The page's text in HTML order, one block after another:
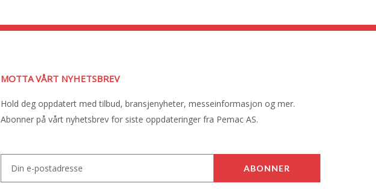
MOTTA VÅRT NYHETSBREV
Hold deg oppdatert med tilbud, bransjenyheter, messeinformasjon og mer.
Abonner på vårt nyhetsbrev for siste oppdateringer fra Pemac AS.
ABONNER